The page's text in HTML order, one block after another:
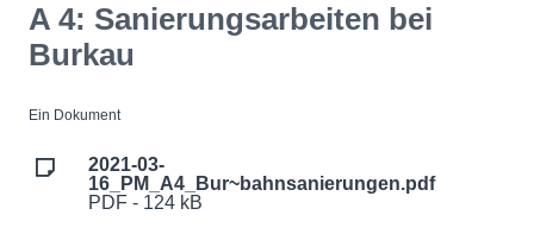
A 4: Sanierungsarbeiten bei
Burkau
Ein Dokument
2021-03-
16_PM_A4_Bur~bahnsanierungen.pdf
PDF - 124 kB